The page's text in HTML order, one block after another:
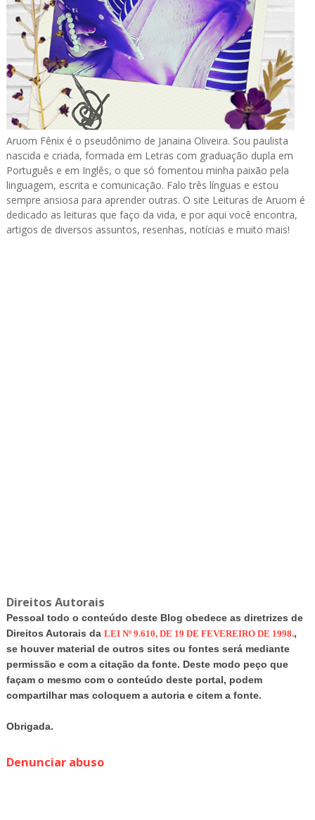
Aruom Fênix é o pseudônimo de Janaina Oliveira. Sou paulista
nascida e criada, formada em Letras com graduação dupla em
Português e em Inglês, o que só fomentou minha paixão pela
linguagem, escrita e comunicação. Falo três línguas e estou
sempre ansiosa para aprender outras. O site Leituras de Aruom é
dedicado as leituras que faço da vida, e por aqui você encontra,
artigos de diversos assuntos, resenhas, notícias e muito mais!
Direitos Autorais
Pessoal todo o conteúdo deste Blog obedece as diretrizes de
Direitos Autorais da LEI Nº 9.610, DE 19 DE FEVEREIRO DE 1998.,
se houver material de outros sites ou fontes será mediante
permissão e com a citação da fonte. Deste modo peço que
façam o mesmo com o conteúdo deste portal, podem
compartilhar mas coloquem a autoria e citem a fonte.
Obrigada.
Denunciar abuso